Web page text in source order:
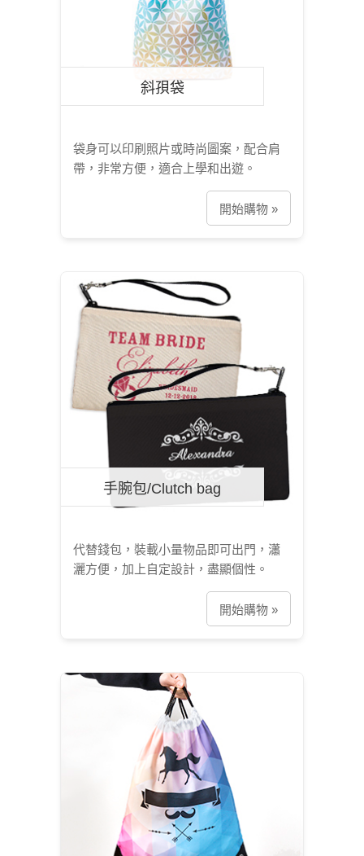
斜孭袋
袋身可以印刷照片或時尚圖案，配合肩
帶，非常方便，適合上學和出遊。
開始購物 »
手腕包/Clutch bag
代替錢包，裝載小量物品即可出門，瀟
灑方便，加上自定設計，盡顯個性。
開始購物 »